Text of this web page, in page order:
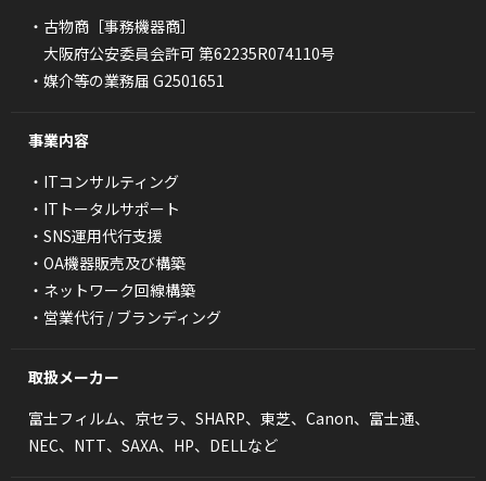
・古物商［事務機器商］
大阪府公安委員会許可 第62235R074110号
・媒介等の業務届 G2501651
事業内容
・ITコンサルティング
・ITトータルサポート
・SNS運用代行支援
・OA機器販売及び構築
・ネットワーク回線構築
・営業代行 / ブランディング
取扱メーカー
富士フィルム、京セラ、SHARP、東芝、Canon、富士通、
NEC、NTT、SAXA、HP、DELLなど